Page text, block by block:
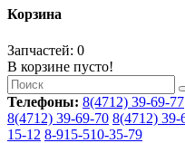
Корзина
Запчастей: 0
В корзине пусто!
Телефоны: 8(4712) 39-69-77
8(4712) 39-69-70 8(4712) 39-
15-12 8-915-510-35-79